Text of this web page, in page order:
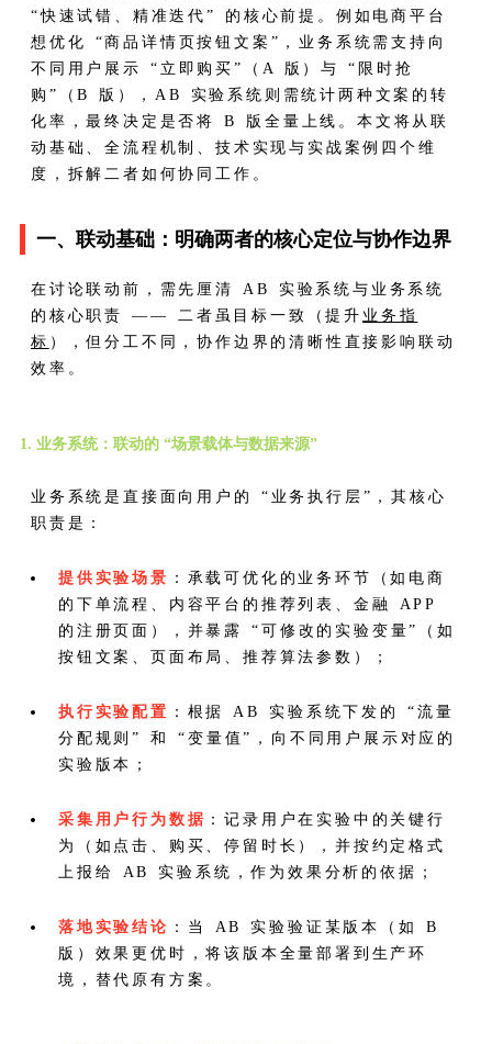
“快速试错、精准迭代” 的核心前提。例如电商平台
想优化 “商品详情页按钮文案”，业务系统需支持向
不同用户展示 “立即购买”（A 版）与 “限时抢
购”（B 版），AB 实验系统则需统计两种文案的转
化率，最终决定是否将 B 版全量上线。本文将从联
动基础、全流程机制、技术实现与实战案例四个维
度，拆解二者如何协同工作。
一、联动基础：明确两者的核心定位与协作边界
在讨论联动前，需先厘清 AB 实验系统与业务系统
的核心职责 —— 二者虽目标一致（提升 业务指
标 ），但分工不同，协作边界的清晰性直接影响联动
效率。
1. 业务系统：联动的 “场景载体与数据来源”
业务系统是直接面向用户的 “业务执行层”，其核心
职责是：
提供实验场景 ：承载可优化的业务环节（如电商
的下单流程、内容平台的推荐列表、金融 APP
的注册页面），并暴露 “可修改的实验变量”（如
按钮文案、页面布局、推荐算法参数）；
执行实验配置 ：根据 AB 实验系统下发的 “流量
分配规则” 和 “变量值”，向不同用户展示对应的
实验版本；
采集用户行为数据 ：记录用户在实验中的关键行
为（如点击、购买、停留时长），并按约定格式
上报给 AB 实验系统，作为效果分析的依据；
落地实验结论 ：当 AB 实验验证某版本（如 B
版）效果更优时，将该版本全量部署到生产环
境，替代原有方案。